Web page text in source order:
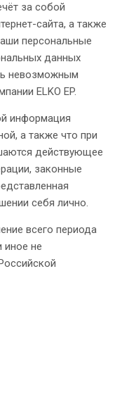
за собой
сайта, а также
персональные
данных
невозможным
ELKO EP.
информация
а также что при
действующее
законные
себя лично.
всего периода
иное не